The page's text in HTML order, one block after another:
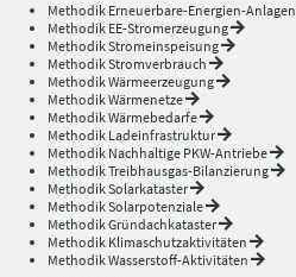
Methodik Erneuerbare-Energien-Anlagen
Methodik EE-Stromerzeugung
Methodik Stromeinspeisung
Methodik Stromverbrauch
Methodik Wärmeerzeugung
Methodik Wärmenetze
Methodik Wärmebedarfe
Methodik Ladeinfrastruktur
Methodik Nachhaltige PKW-Antriebe
Methodik Treibhausgas-Bilanzierung
Methodik Solarkataster
Methodik Solarpotenziale
Methodik Gründachkataster
Methodik Klimaschutzaktivitäten
Methodik Wasserstoff-Aktivitäten